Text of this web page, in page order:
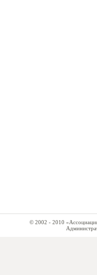
© 2002 - 2010 «Ассоциация